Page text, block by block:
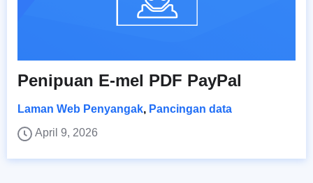
Penipuan E-mel PDF PayPal
Laman Web Penyangak, Pancingan data
April 9, 2026